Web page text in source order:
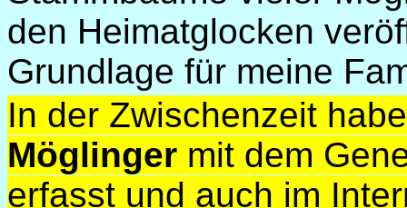
den Heimatglocken
Grundlage für meine
In der Zwischenzeit
Möglinger mit dem
erfasst und auch im